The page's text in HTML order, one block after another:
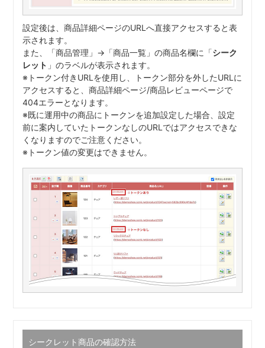
設定後は、商品詳細ページのURLへ直接アクセスすると表
示されます。
また、「商品管理」→「商品一覧」の商品名欄に「シーク
レット 」のラベルが表示されます。
※トークン付きURLを使用し、トークン部分を外したURLに
アクセスすると、商品詳細ページ/商品レビューページで
404エラーとなります。
※既に運用中の商品にトークンを追加設定した場合、設定
前に案内していたトークンなしのURLではアクセスできな
くなりますのでご注意ください。
※トークン値の変更はできません。
シークレット商品の確認方法